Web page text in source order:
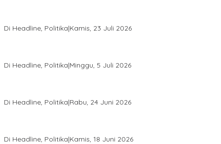
Di Headline, Politika|Kamis, 23 Juli 2026
Di Headline, Politika|Minggu, 5 Juli 2026
Di Headline, Politika|Rabu, 24 Juni 2026
Di Headline, Politika|Kamis, 18 Juni 2026